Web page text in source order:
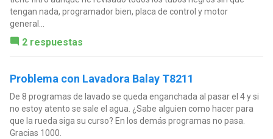
tengan nada, programador bien, placa de control y motor
general...
2 respuestas
Problema con Lavadora Balay T8211
De 8 programas de lavado se queda enganchada al pasar el 4 y si
no estoy atento se sale el agua. ¿Sabe alguien como hacer para
que la rueda siga su curso? En los demás programas no pasa.
Gracias 1000.